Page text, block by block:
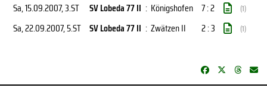
Sa, 15.09.2007, 3.ST SV Lobeda 77 II : Königshofen 7 : 2 (1)
Sa, 22.09.2007, 5.ST SV Lobeda 77 II : Zwätzen II 2 : 3 (1)